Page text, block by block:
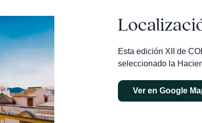
Esta edición XII de
seleccionado la
Ver en Google